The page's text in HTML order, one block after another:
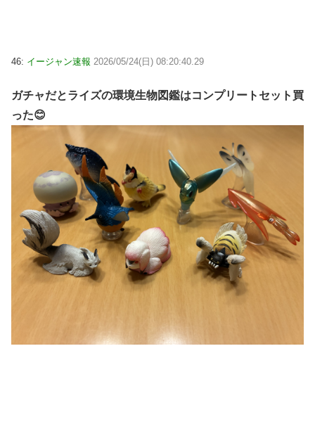
46: イージャン速報 2026/05/24(日) 08:20:40.29
ガチャだとライズの環境生物図鑑はコンプリートセット買
った😊